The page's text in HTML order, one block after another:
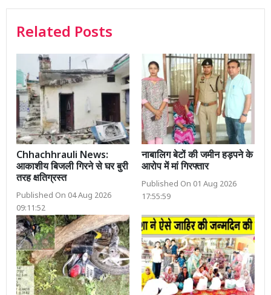
Related Posts
Chhachhrauli News:
आकाशीय बिजली गिरने से घर बुरी
तरह क्षतिग्रस्त
Published On 04 Aug 2026
09:11:52
नाबालिग बेटों की जमीन हड़पने के
आरोप में मां गिरफ्तार
Published On 01 Aug 2026
17:55:59